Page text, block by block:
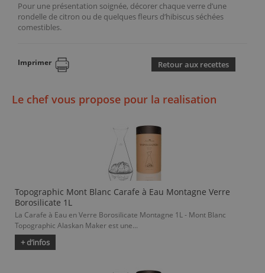
Pour une présentation soignée, décorer chaque verre d’une
rondelle de citron ou de quelques fleurs d’hibiscus séchées
comestibles.
Imprimer Retour aux recettes
Le chef vous propose pour la realisation
Topographic Mont Blanc Carafe à Eau Montagne Verre
Borosilicate 1L
La Carafe à Eau en Verre Borosilicate Montagne 1L - Mont Blanc
Topographic Alaskan Maker est une...
+ d’infos